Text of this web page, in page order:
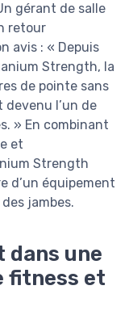
gérant de salle
retour
avis : « Depuis
Strength, la
de pointe sans
devenu l’un de
» En combinant
et
Strength
d’un équipement
jambes.
dans une
fitness et